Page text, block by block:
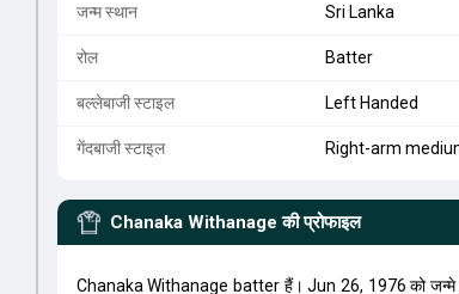
जन्म स्थान Sri Lanka
रोल Batter
बल्लेबाजी स्टाइल Left Handed
गेंदबाजी स्टाइल Right-arm
Chanaka Withanage की प्रोफाइल
Chanaka Withanage batter हैं। Jun 26, 1976 को